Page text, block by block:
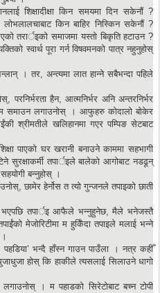
शिक्षादीक्षा किन समयमा दिन सकेनौं ?
किन बाहिर निस्किन सकेनौं ?
तरार्इको समाजमा यस्तो बिकृति हटाउन ?
स्वार्थ पूरा गर्न विषवमनको पात्र नहुनुहोस्
। तर, अन्त्यमा लात हान्ने सबैभन्दा पहिले
परनिर्भरता हैन, आत्मनिर्भर अनि अन्तरनिर्भर
समाउन लगाउनोस् । आफुहरु कोदालो बोकेर
श्रीमतीले खलिहानमा गएर पम्पिङ सेटबाट
पाएको घर खरानी बनाउने काममा सहभागी
सुरक्षाकर्मी तपार्इले बालेको आगोबाट नडढून्
बन्नुहोस् ।
छामेर हेर्नोस त त्यो गुन्जनले तपाइको छाती
भएपछि तपार्इ आफैले भन्नुहुनेछ, मैले भनेजस्तै
मेजोरिटीमा म हुर्किँदा तपाइले मलाई भन्ने
पहडिया’ भन्दै हाँस्न गाउन पाउँला । नत्र कहीँ
होस् कि हाकीले त्यसलाई सिलाउने धागो
लगाउनोस् । म पहाडको सिरेटोबाट बच्न टोपी